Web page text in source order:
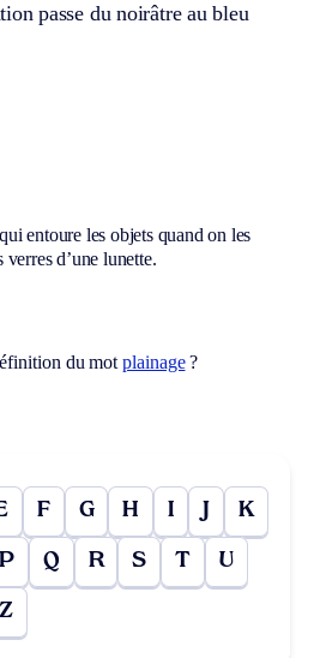
passe du noirâtre au bleu
entoure les objets quand on les
verres d’une lunette.
du motplainage?
F G H I J K
P Q R S T U
Z